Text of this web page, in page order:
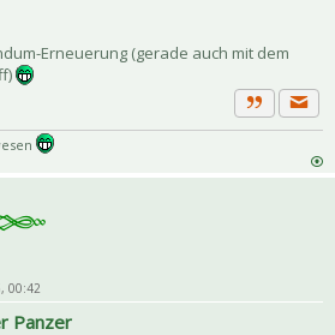
Erneuerung (gerade auch mit dem
Zitat
00:42
Panzer